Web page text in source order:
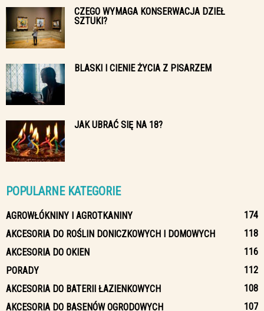
CZEGO WYMAGA KONSERWACJA DZIEŁ
SZTUKI?
BLASKI I CIENIE ŻYCIA Z PISARZEM
JAK UBRAĆ SIĘ NA 18?
POPULARNE KATEGORIE
AGROWŁÓKNINY I AGROTKANINY
174
AKCESORIA DO ROŚLIN DONICZKOWYCH I DOMOWYCH
118
AKCESORIA DO OKIEN
116
PORADY
112
AKCESORIA DO BATERII ŁAZIENKOWYCH
108
AKCESORIA DO BASENÓW OGRODOWYCH
107